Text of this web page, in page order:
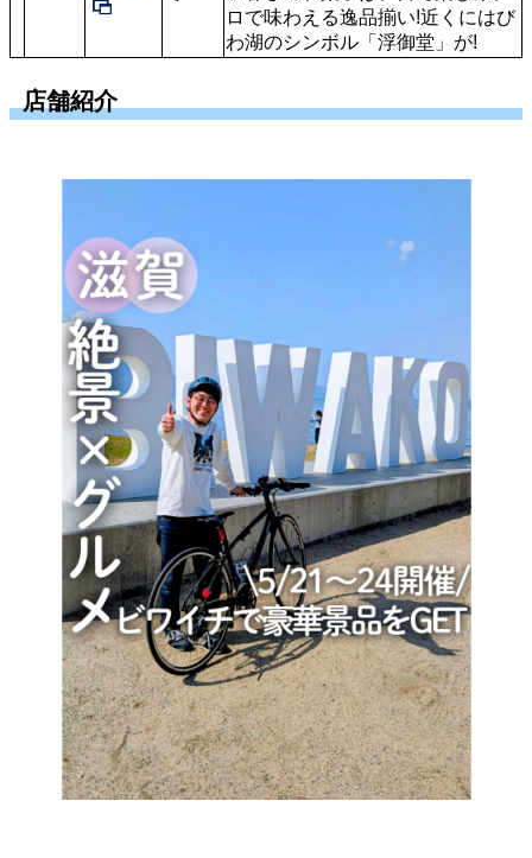
ロで味わえる逸品揃い!近くにはび
わ湖のシンボル「浮御堂」が!
店舗紹介